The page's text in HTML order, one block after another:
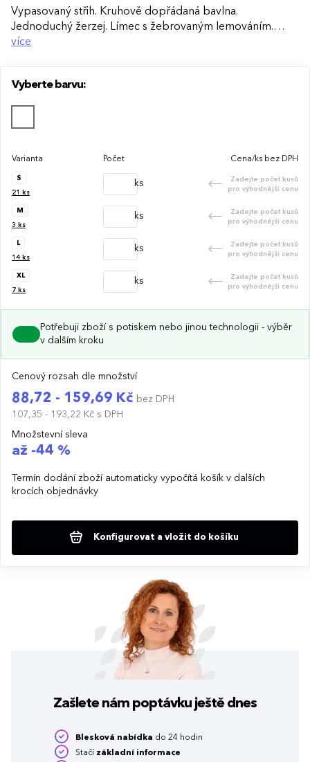
Vypasovaný střih. Kruhově dopřádaná bavlna.
Jednoduchý žerzej. Límec s žebrovaným lemováním.
Postranní švy. Malý štítek s označením velikosti v límci.
více
Vyberte barvu:
Varianta Počet Cena/ks bez DPH
S
21 ks
ks
Zadejte počet kusů
pro výhodnější cenu
M
3 ks
ks
Zadejte počet kusů
pro výhodnější cenu
L
14ks
ks
Zadejte počet kusů
pro výhodnější cenu
XL
7 ks
ks
Zadejte počet kusů
pro výhodnější cenu
Potřebuji zboží s potiskem nebo jinou technologii - výběr
v dalším kroku
Cenový rozsah dle množství
88,72 - 159,69 Kč bez DPH
107,35 - 193,22 Kč s DPH
Množstevní sleva
až -44 %
Termín dodání zboží automaticky vypočítá košík v dalších
krocích objednávky
Konfigurovat a vložit do košíku
Zašlete nám poptávku ještě dnes
Blesková nabídka do 24 hodin
Stačí základní informace